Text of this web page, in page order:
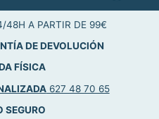
48H A PARTIR DE 99€
DE DEVOLUCIÓN
FÍSICA
627 48 70 65
SEGURO